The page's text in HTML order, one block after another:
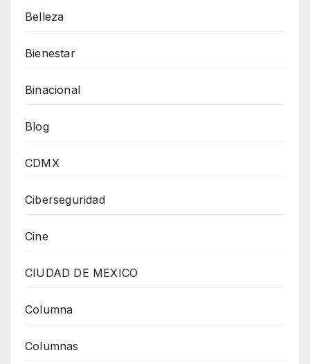
Belleza
Bienestar
Binacional
Blog
CDMX
Ciberseguridad
Cine
CIUDAD DE MEXICO
Columna
Columnas